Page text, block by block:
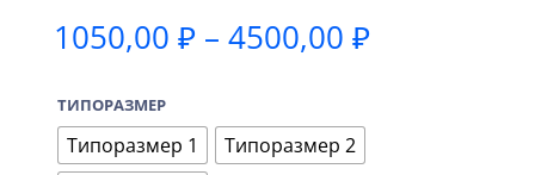
1050,00 ₽ – 4500,00 ₽Диапазон
ТИПОРАЗМЕР
Типоразмер 1
Типоразмер 2